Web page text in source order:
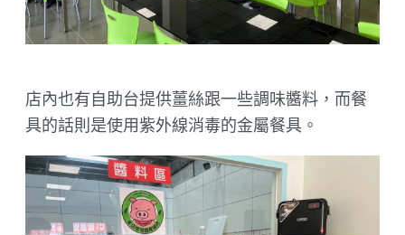
店內也有自助台提供薑絲跟一些調味醬料，而餐
具的話則是使用紫外線消毒的金屬餐具。